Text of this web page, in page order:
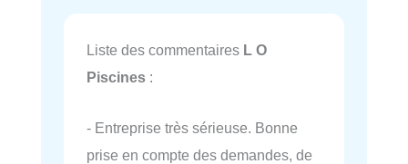
Liste des commentaires L O
Piscines :
- Entreprise très sérieuse. Bonne
prise en compte des demandes, de